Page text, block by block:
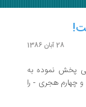
28 آبان 1386
پخش نموده به
چهارم هجری - را